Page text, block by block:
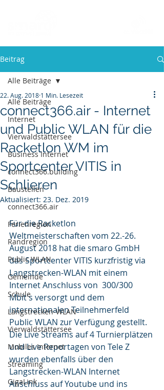
Beitrag
Alle Beiträge
Internet
Vierwaldstättersee
Business Internet
connect366.building
Baustellen
connect366.air
Ferienregion
Randregion
Public WLAN
Gemeinde
Schule
Langstrecken-WLAN
Vierwaldstättersee
Mobiles Internet
Streaming
GigaLink
Alle Beiträge
connect366.air - Internet
und Public WLAN für die
Racketlon WM im
Sportcenter VITIS in
Schlieren
22. Aug. 2018 1 Min. Lesezeit
Aktualisiert: 23. Dez. 2019
Für die Racketlon
Weltmeisterschaften vom 22.-26.
August 2018 hat die smaro GmbH
das Sportcenter VITIS kurzfristig via
Langstrecken-WLAN mit einem
Internet Anschluss von  300/300
Mbit's versorgt und dem
internationalen Teilnehmerfeld
Public WLAN zur Verfügung gestellt.
Die Live Streams auf 4 Turnierplätzen
und Live Reportagen von Tele Z
wurden ebenfalls über den
Langstrecken-WLAN Internet
Anschluss auf Youtube und ins